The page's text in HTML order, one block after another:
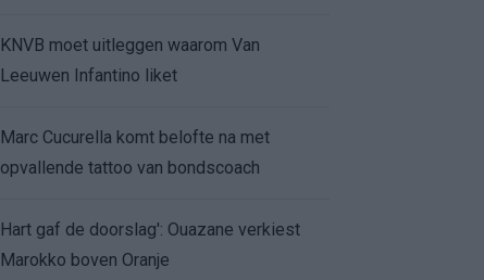
KNVB moet uitleggen waarom Van
Leeuwen Infantino liket
Marc Cucurella komt belofte na met
opvallende tattoo van bondscoach
Hart gaf de doorslag': Ouazane verkiest
Marokko boven Oranje